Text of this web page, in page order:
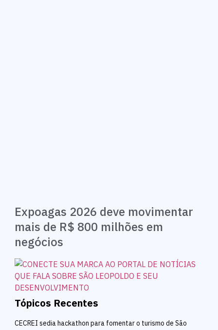
Expoagas 2026 deve movimentar
mais de R$ 800 milhões em
negócios
Tópicos Recentes
CECREI sedia hackathon para fomentar o turismo de São